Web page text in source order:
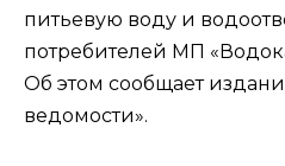
питьевую воду и
потребителей МП
Об этом сообщает
ведомости».